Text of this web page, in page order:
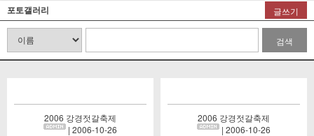
포토갤러리 글쓰기
검색
2006 강경젓갈축제
| 2006-10-26
2006 강경젓갈축제
| 2006-10-26